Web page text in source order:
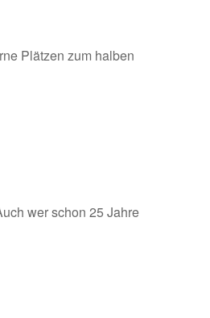
Plätzen zum halben
wer schon 25 Jahre